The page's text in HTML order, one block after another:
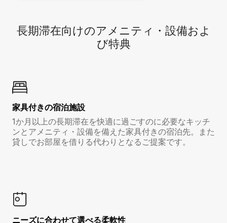
長期滞在向け⁠のア⁠メ⁠ニ⁠テ⁠ィ⁠・設⁠備⁠およ
び特⁠典
家具付き⁠の宿⁠泊⁠施⁠設
1か月以上の長期滞在を快適に過ごすのに必要なキッチ
ンとアメニティ・設備を備えた家具付きの宿泊先。また
貸しでお部屋を借りる代わりとなるご提案です。
ニーズに合わせて選べる柔軟性